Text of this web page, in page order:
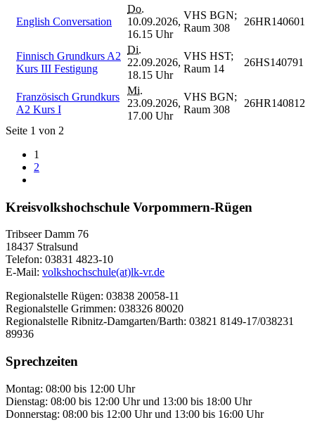
English Conversation
Do.
10.09.2026,
16.15 Uhr
VHS BGN;
Raum 308
26HR140601
Finnisch Grundkurs A2
Kurs III Festigung
Di.
22.09.2026,
18.15 Uhr
VHS HST;
Raum 14
26HS140791
Französisch Grundkurs
A2 Kurs I
Mi.
23.09.2026,
17.00 Uhr
VHS BGN;
Raum 308
26HR140812
Seite 1 von 2
1
2
Kreisvolkshochschule Vorpommern-Rügen
Tribseer Damm 76
18437 Stralsund
Telefon: 03831 4823-10
E-Mail: volkshochschule(at)lk-vr.de
Regionalstelle Rügen: 03838 20058-11
Regionalstelle Grimmen: 038326 80020
Regionalstelle Ribnitz-Damgarten/Barth: 03821 8149-17/038231
89936
Sprechzeiten
Montag: 08:00 bis 12:00 Uhr
Dienstag: 08:00 bis 12:00 Uhr und 13:00 bis 18:00 Uhr
Donnerstag: 08:00 bis 12:00 Uhr und 13:00 bis 16:00 Uhr